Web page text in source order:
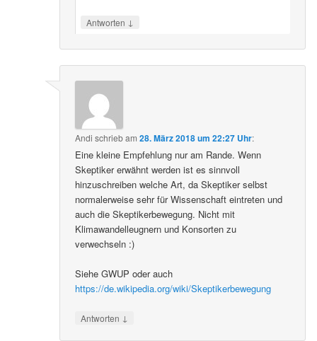
Antworten ↓
Andi schriebam28. März 2018 um 22:27 Uhr:
Eine kleine Empfehlung nur am Rande. Wenn
Skeptiker erwähnt werden ist es sinnvoll
hinzuschreiben welche Art, da Skeptiker selbst
normalerweise sehr für Wissenschaft eintreten und
auch die Skeptikerbewegung. Nicht mit
Klimawandelleugnern und Konsorten zu
verwechseln :)
Siehe GWUP oder auch
https://de.wikipedia.org/wiki/Skeptikerbewegung
Antworten ↓